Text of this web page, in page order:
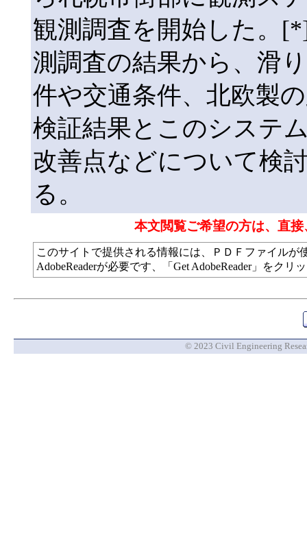
観測調査を開始した。
測調査の結果から、滑
件や交通条件、北欧製
検証結果とこのシステ
改善点などについて検
る。
本文閲覧ご希望の方は、直
このサイトで提供される情報には、ＰＤＦファイル
AdobeReaderが必要です、「Get AdobeReader」をク
© 2023 Civil Engineering